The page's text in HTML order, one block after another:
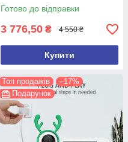
Готово до відправки
3 776,50 ₴ 4 550 ₴
Купити
Топ продажів
–17%
Подарунок